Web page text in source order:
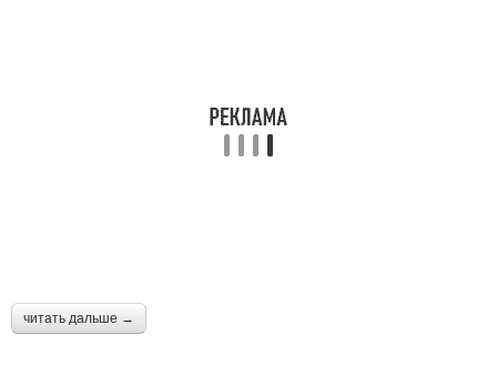
читать дальше →